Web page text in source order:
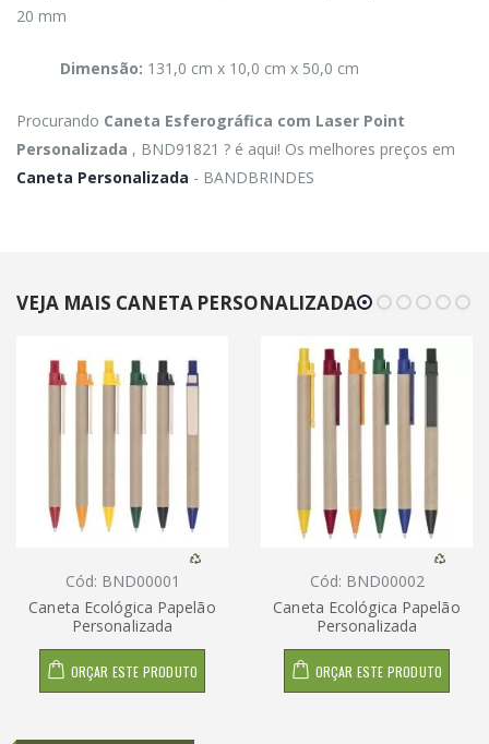
20 mm
Dimensão: 131,0 cm x 10,0 cm x 50,0 cm
Procurando Caneta Esferográfica com Laser Point
Personalizada , BND91821 ? é aqui! Os melhores preços em
Caneta Personalizada - BANDBRINDES
VEJA MAIS CANETA PERSONALIZADA
Cód: BND00001
Caneta Ecológica Papelão
Personalizada
ORÇAR ESTE PRODUTO
Cód: BND00002
Caneta Ecológica Papelão
Personalizada
ORÇAR ESTE PRODUTO